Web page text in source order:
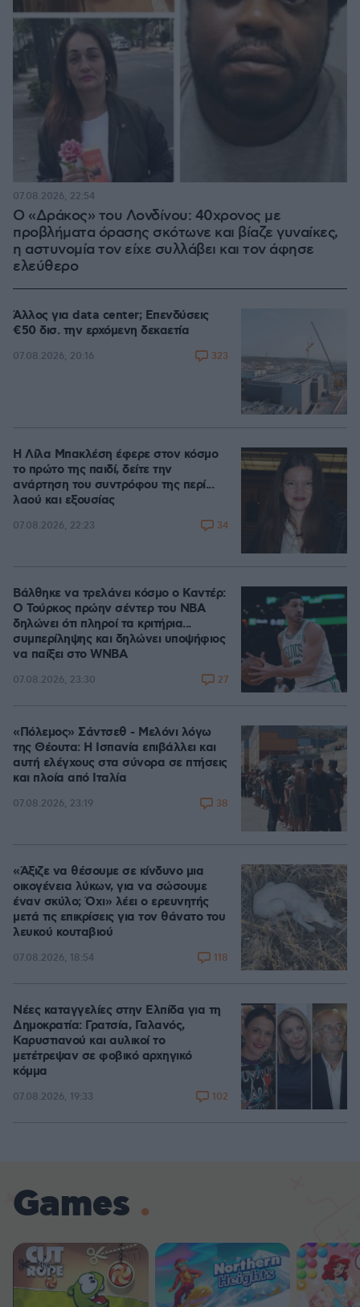
Ο «Δράκος» του Λονδίνου: 40χρονος με
προβλήματα όρασης σκότωνε και βίαζε γυναίκες,
η αστυνομία τον είχε συλλάβει και τον άφησε
ελεύθερο
07.08.2026, 22:54
Άλλος για data center; Επενδύσεις
€50 δισ. την ερχόμενη δεκαετία
07.08.2026, 20:16 323
Η Λίλα Μπακλέση έφερε στον κόσμο
το πρώτο της παιδί, δείτε την
ανάρτηση του συντρόφου της περί...
λαού και εξουσίας
07.08.2026, 22:23 34
Βάλθηκε να τρελάνει κόσμο ο Καντέρ:
Ο Τούρκος πρώην σέντερ του NBA
δηλώνει ότι πληροί τα κριτήρια...
συμπερίληψης και δηλώνει υποψήφιος
να παίξει στο WNBA
07.08.2026, 23:30 27
«Πόλεμος» Σάντσεθ - Μελόνι λόγω
της Θέουτα: Η Ισπανία επιβάλλει και
αυτή ελέγχους στα σύνορα σε πτήσεις
και πλοία από Ιταλία
07.08.2026, 23:19 38
«Άξιζε να θέσουμε σε κίνδυνο μια
οικογένεια λύκων, για να σώσουμε
έναν σκύλο; Όχι» λέει ο ερευνητής
μετά τις επικρίσεις για τον θάνατο του
λευκού κουταβιού
07.08.2026, 18:54 118
Νέες καταγγελίες στην Ελπίδα για τη
Δημοκρατία: Γρατσία, Γαλανός,
Καρυστιανού και αυλικοί το
μετέτρεψαν σε φοβικό αρχηγικό
κόμμα
07.08.2026, 19:33 102
Games